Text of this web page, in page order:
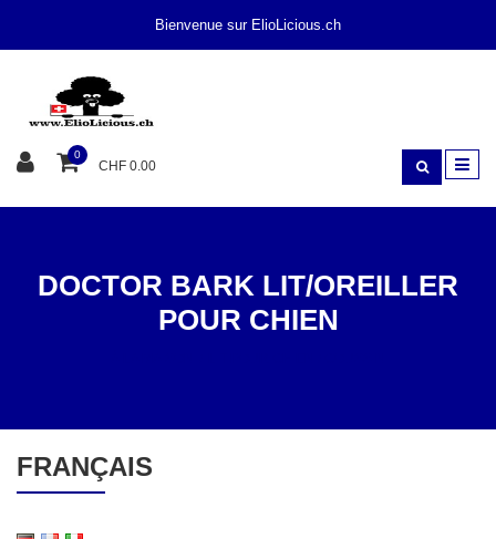
Bienvenue sur ElioLicious.ch
0
CHF 0.00
DOCTOR BARK LIT/OREILLER
POUR CHIEN
FRANÇAIS